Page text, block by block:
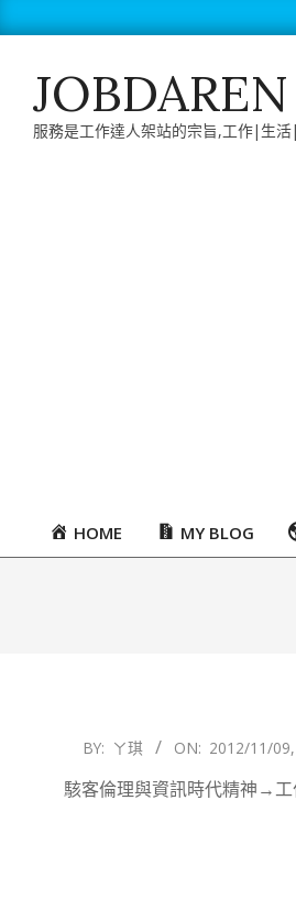
to
服務是工作達人架站的宗旨,工作|生
PrimaryHOME MY BLOG
2012-
09
BY: ㄚ琪 ON: 2012/11/09
駭客倫理與資訊時代精神→